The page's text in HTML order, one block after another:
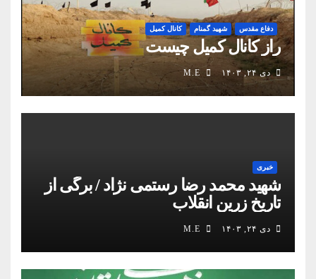
دفاع مقدس شهید گمنام کانال کمیل
راز کانال کمیل چیست
دی ۲۴, ۱۴۰۳
خبری
شهید محمد رضا رستمی نژاد / برگی از
تاریخ زرین انقلاب
دی ۲۴, ۱۴۰۳